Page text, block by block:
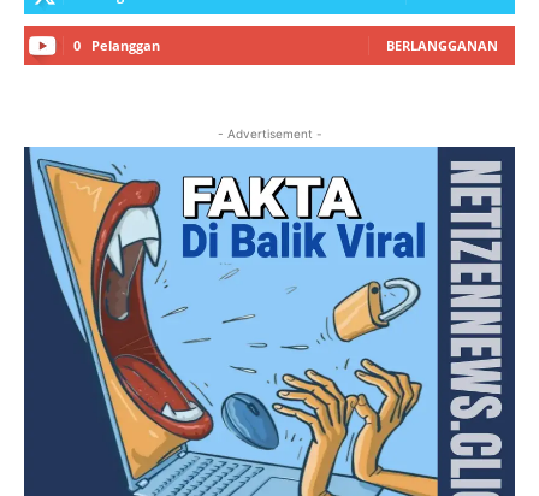
0 Pelanggan BERLANGGANAN
- Advertisement -